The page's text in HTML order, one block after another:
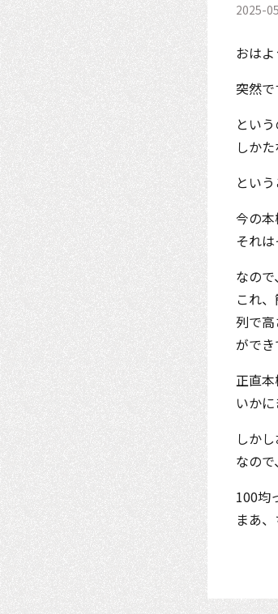
2025-
おはよ
突然で
とい
しか
とい
今の本
それ
なの
これ
列で
ができ
正直
いか
しか
なの
100均
まあ